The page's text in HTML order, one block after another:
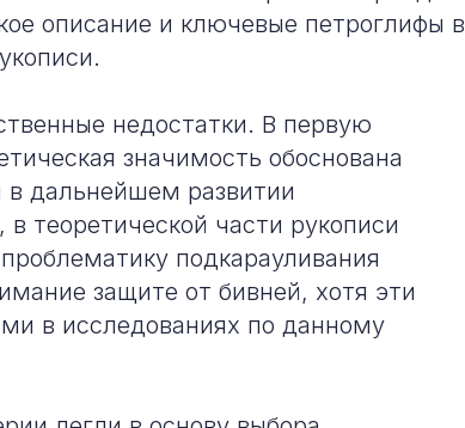
описание и ключевые петроглифы в
недостатки. В первую
значимость обоснована
в дальнейшем развитии
теоретической части рукописи
подкарауливания
защите от бивней, хотя эти
в исследованиях по данному